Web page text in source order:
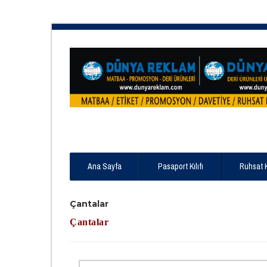
Ana Sayfa Pasaport Kılıfı Ruhsat
Çantalar
Çantalar